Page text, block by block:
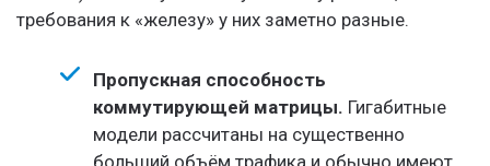
требования к «железу» у них заметно разные.
Пропускная способность
коммутирующей матрицы. Гигабитные
модели рассчитаны на существенно
больший объём трафика и обычно имеют